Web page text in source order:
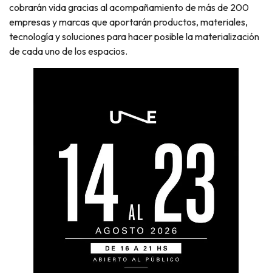
cobrarán vida gracias al acompañamiento de más de 200
empresas y marcas que aportarán productos, materiales,
tecnología y soluciones para hacer posible la materialización
de cada uno de los espacios.